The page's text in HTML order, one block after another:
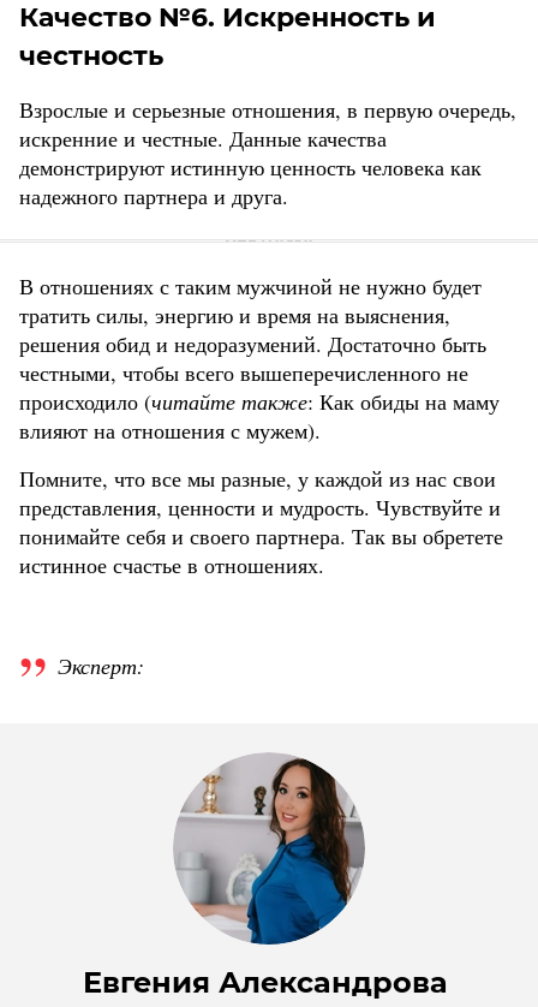
Качество №6. Искренность и
честность
Взрослые и серьезные отношения, в первую очередь,
искренние и честные. Данные качества
демонстрируют истинную ценность человека как
надежного партнера и друга.
В отношениях с таким мужчиной не нужно будет
тратить силы, энергию и время на выяснения,
решения обид и недоразумений. Достаточно быть
честными, чтобы всего вышеперечисленного не
происходило (читайте также: Как обиды на маму
влияют на отношения с мужем).
Помните, что все мы разные, у каждой из нас свои
представления, ценности и мудрость. Чувствуйте и
понимайте себя и своего партнера. Так вы обретете
истинное счастье в отношениях.
Эксперт:
Евгения Александрова